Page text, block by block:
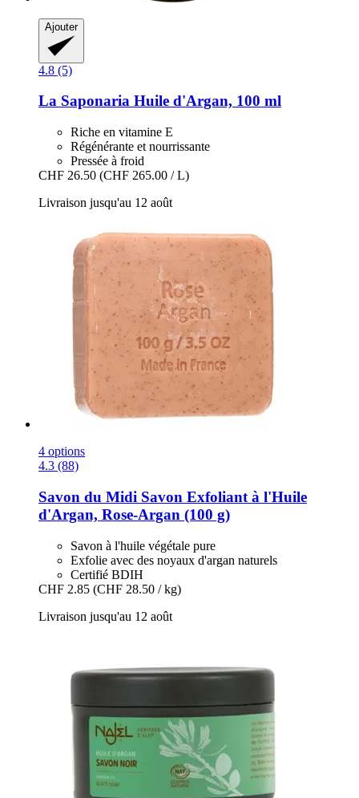
Ajouter
4.8 (5)
La Saponaria Huile d'Argan, 100 ml
Riche en vitamine E
Régénérante et nourrissante
Pressée à froid
CHF 26.50 (CHF 265.00 / L)
Livraison jusqu'au 12 août
4 options
4.3 (88)
Savon du Midi Savon Exfoliant à l'Huile
d'Argan, Rose-​Argan (100 g)
Savon à l'huile végétale pure
Exfolie avec des noyaux d'argan naturels
Certifié BDIH
CHF 2.85 (CHF 28.50 / kg)
Livraison jusqu'au 12 août